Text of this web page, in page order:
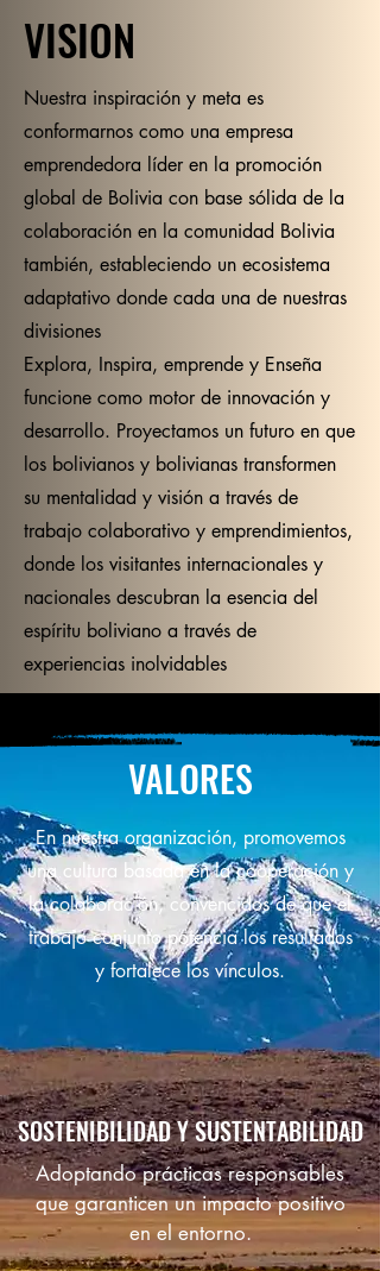
VISION
Nuestra inspiración y meta es
conformarnos como una empresa
emprendedora líder en la promoción
global de Bolivia con base sólida de la
colaboración en la comunidad Bolivia
también, estableciendo un ecosistema
adaptativo donde cada una de nuestras
divisiones
Explora, Inspira, emprende y Enseña
funcione como motor de innovación y
desarrollo. Proyectamos un futuro en que
los bolivianos y bolivianas transformen
su mentalidad y visión a través de
trabajo colaborativo y emprendimientos,
donde los visitantes internacionales y
nacionales descubran la esencia del
espíritu boliviano a través de
experiencias inolvidables
VALORES
En nuestra organización, promovemos
una cultura basada en la cooperación y
la colaboración, convencidos de que el
trabajo conjunto potencia los resultados
y fortalece los vínculos.
SOSTENIBILIDAD Y SUSTENTABILIDAD
Adoptando prácticas responsables
que garanticen un impacto positivo
en el entorno.